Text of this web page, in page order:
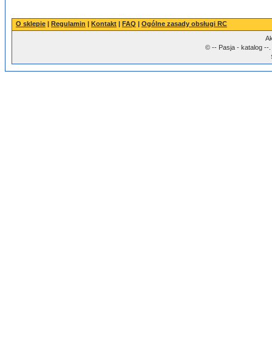
O sklepie | Regulamin | Kontakt | FAQ | Ogólne zasady obsługi RC
© -- Pasja - katalog --